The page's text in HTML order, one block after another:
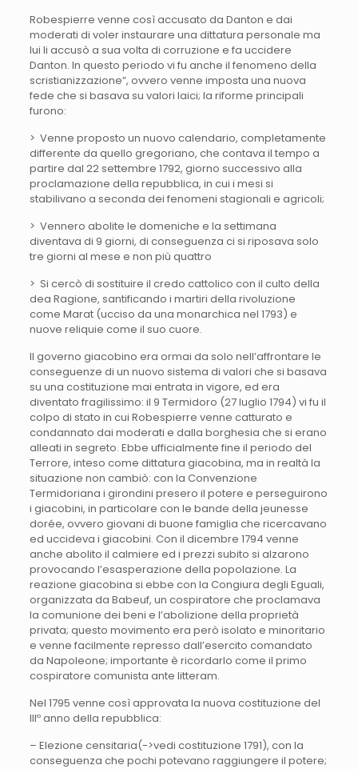
Robespierre venne così accusato da Danton e dai
moderati di voler instaurare una dittatura personale ma
lui li accusò a sua volta di corruzione e fa uccidere
Danton. In questo periodo vi fu anche il fenomeno della
scristianizzazione”, ovvero venne imposta una nuova
fede che si basava su valori laici; la riforme principali
furono:
> Venne proposto un nuovo calendario, completamente
differente da quello gregoriano, che contava il tempo a
partire dal 22 settembre 1792, giorno successivo alla
proclamazione della repubblica, in cui i mesi si
stabilivano a seconda dei fenomeni stagionali e agricoli;
> Vennero abolite le domeniche e la settimana
diventava di 9 giorni, di conseguenza ci si riposava solo
tre giorni al mese e non più quattro
> Si cercò di sostituire il credo cattolico con il culto della
dea Ragione, santificando i martiri della rivoluzione
come Marat (ucciso da una monarchica nel 1793) e
nuove reliquie come il suo cuore.
Il governo giacobino era ormai da solo nell’affrontare le
conseguenze di un nuovo sistema di valori che si basava
su una costituzione mai entrata in vigore, ed era
diventato fragilissimo: il 9 Termidoro (27 luglio 1794) vi fu il
colpo di stato in cui Robespierre venne catturato e
condannato dai moderati e dalla borghesia che si erano
alleati in segreto. Ebbe ufficialmente fine il periodo del
Terrore, inteso come dittatura giacobina, ma in realtà la
situazione non cambiò: con la Convenzione
Termidoriana i girondini presero il potere e perseguirono
i giacobini, in particolare con le bande della jeunesse
dorée, ovvero giovani di buone famiglia che ricercavano
ed uccideva i giacobini. Con il dicembre 1794 venne
anche abolito il calmiere ed i prezzi subito si alzarono
provocando l’esasperazione della popolazione. La
reazione giacobina si ebbe con la Congiura degli Eguali,
organizzata da Babeuf, un cospiratore che proclamava
la comunione dei beni e l’abolizione della proprietà
privata; questo movimento era però isolato e minoritario
e venne facilmente represso dall’esercito comandato
da Napoleone; importante è ricordarlo come il primo
cospiratore comunista ante litteram.
Nel 1795 venne così approvata la nuova costituzione del
IIIº anno della repubblica:
– Elezione censitaria(->vedi costituzione 1791), con la
conseguenza che pochi potevano raggiungere il potere;